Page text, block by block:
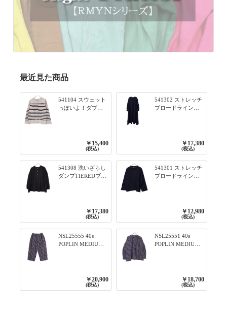
最近見た商品
541104 スウェット
っぽいよ！ダブル
プルオーバー 101オ
フベージュ×ネイビ
￥15,400
(税込)
541302 ストレッチ
ブロードライン入
ワンピース 79ネイ
￥17,380
(税込)
541308 洗いざらし
ダンプTIEREDブシ
￥17,380
(税込)
541301 ストレッチ
ブロードライン入
リブプルオーバー
79ネイビー
￥12,980
(税込)
NSL25555 40s
POPLIN MEDIUM
￥20,900
(税込)
NSL25551 40s
POPLIN MEDIUM
3800NAVY BASE
￥18,700
(税込)